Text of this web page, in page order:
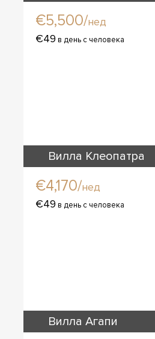
€5,500/нед
€49 в день с человека
Вилла Клеопатра
€4,170/нед
€49 в день с человека
Вилла Агапи